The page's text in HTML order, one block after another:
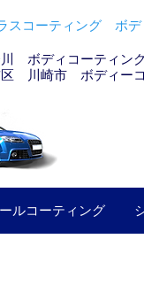
スコーティング ボ
ボディコーティ
川崎市 ボディー
ルコーティング